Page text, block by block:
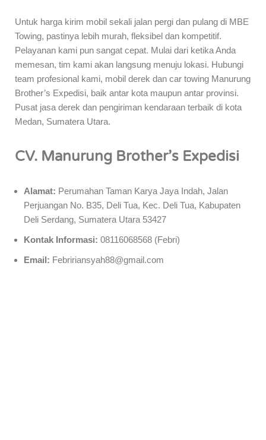
Untuk harga kirim mobil sekali jalan pergi dan pulang di MBE
Towing, pastinya lebih murah, fleksibel dan kompetitif.
Pelayanan kami pun sangat cepat. Mulai dari ketika Anda
memesan, tim kami akan langsung menuju lokasi. Hubungi
team profesional kami, mobil derek dan car towing Manurung
Brother’s Expedisi, baik antar kota maupun antar provinsi.
Pusat jasa derek dan pengiriman kendaraan terbaik di kota
Medan, Sumatera Utara.
CV. Manurung Brother’s Expedisi
Alamat: Perumahan Taman Karya Jaya Indah, Jalan
Perjuangan No. B35, Deli Tua, Kec. Deli Tua, Kabupaten
Deli Serdang, Sumatera Utara 53427
Kontak Informasi: 08116068568 (Febri)
Email: Febririansyah88@gmail.com